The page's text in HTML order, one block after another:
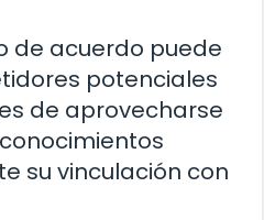
de acuerdo puede
potenciales
de aprovecharse
su vinculación con